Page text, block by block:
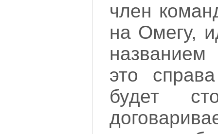
член
на Омегу,
названием
это
будет